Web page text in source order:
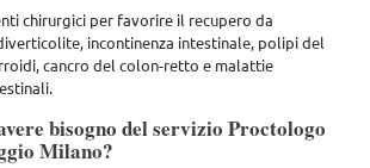
chirurgici per favorire il recupero da
incontinenza intestinale, polipi del
cancro del colon-retto e malattie
bisogno del servizio Proctologo
Milano?